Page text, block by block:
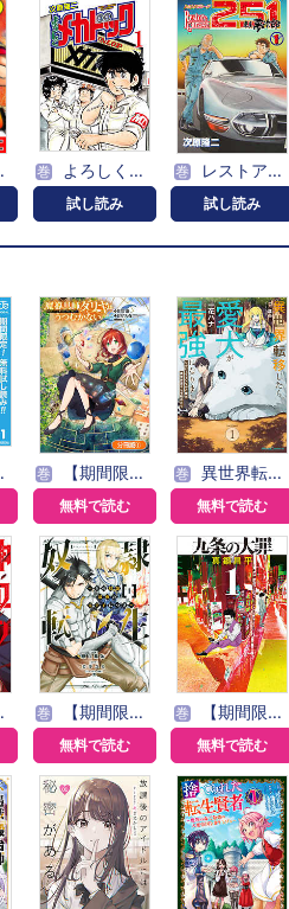
巻 よろしくメカドック
試し読み
巻 レストアガレージ251
試し読み
巻 【期間限定無料】魔導具師ダリヤはうつむかない ～Dahliya Wilts No More～【分冊版】
無料で読む
巻 異世界転移したら愛犬が最強になりました ～シルバーフェンリルと俺が異世界暮らしを始めたら～ THE COMIC
無料で読む
巻 【期間限定 無料お試し版】奴隷転生 ～その奴隷、最強の元王子につき～
無料で読む
巻 【期間限定無料】九条の大罪
無料で読む